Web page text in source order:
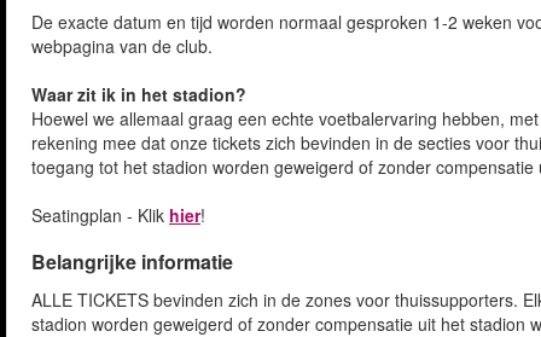
De exacte datum en tijd worden normaal gesproken 1-2 weken
webpagina van de club.
Waar zit ik in het stadion?
Hoewel we allemaal graag een echte voetbalervaring hebben,
rekening mee dat onze tickets zich bevinden in de secties voor
toegang tot het stadion worden geweigerd of zonder
Seatingplan - Klik hier!
Belangrijke informatie
ALLE TICKETS bevinden zich in de zones voor thuissupporters.
stadion worden geweigerd of zonder compensatie uit het stadion